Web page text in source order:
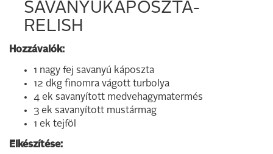
SAVANYÚKÁPOSZTA-
RELISH
Hozzávalók:
1 nagy fej savanyú káposzta
12 dkg finomra vágott turbolya
4 ek savanyított medvehagymatermés
3 ek savanyított mustármag
1 ek tejföl
Elkészítése: